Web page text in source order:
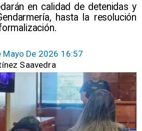
en calidad de detenidas y
hasta la resolución
Mayo De 2026 16:57
Saavedra